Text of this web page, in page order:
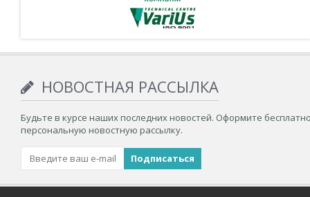
НОВОСТНАЯ РАССЫЛКА
Будьте в курсе наших последних новостей. Оформите
персональную новостную рассылку.